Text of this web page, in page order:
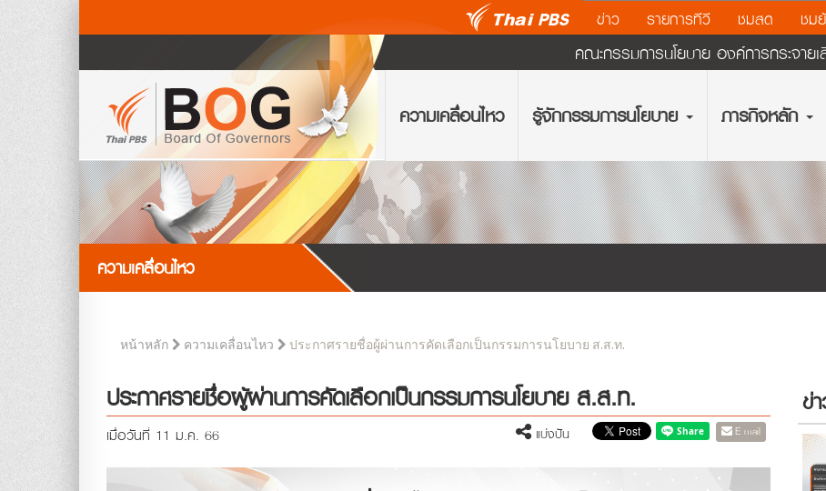
ข่าว รายการทีวี ชมสด ชม
คณะกรรมการนโยบาย องค์การกระจาย
ความเคลื่อนไหว รู้จักกรรมการนโยบาย ภารกิจหลัก
ความเคลื่อนไหว
หน้าหลัก ความเคลื่อนไหว ประกาศรายชื่อผู้ผ่านการคัดเลือกเป็นกรรมการนโยบาย ส.ส.ท.
ประกาศรายชื่อผู้ผ่านการคัดเลือกเป็นกรรมการนโยบาย ส.ส.ท.
เมื่อวันที่ 11 ม.ค. 66 แบ่งปัน E-mail
ข่